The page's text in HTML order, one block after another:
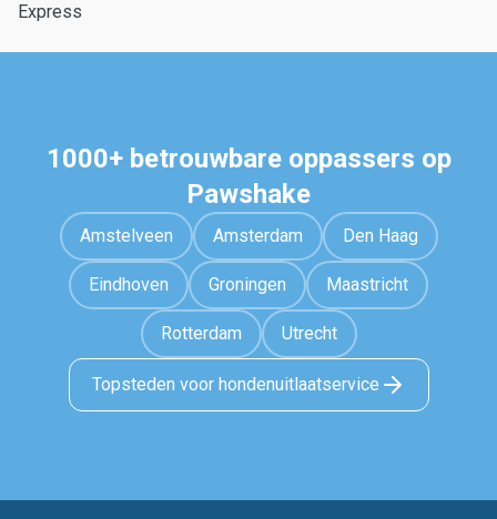
Express
1000+ betrouwbare oppassers op
Pawshake
Amstelveen Amsterdam Den Haag
Eindhoven Groningen Maastricht
Rotterdam Utrecht
Topsteden voor hondenuitlaatservice